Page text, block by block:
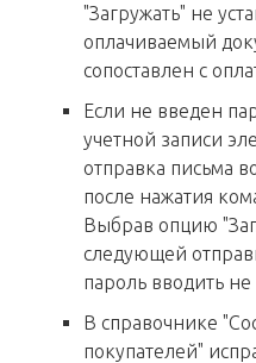
"Загружать" не
оплачиваемый
сопоставлен с
Если не введен
учетной записи
отправка письма
после нажатия
Выбрав опцию
следующей
пароль вводить не
В справочнике
покупателей"